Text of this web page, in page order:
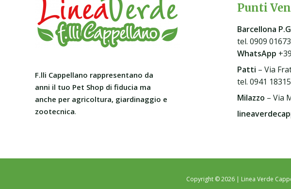
F.lli Cappellano rappresentano da
anni il tuo Pet Shop di fiducia ma
anche per agricoltura, giardinaggio e
zootecnica.
Punti
Barcellona P.G
tel. 0909
WhatsApp
Patti – Via
tel. 0941
Milazzo – Via
Copyright © 2026 | Linea Verde